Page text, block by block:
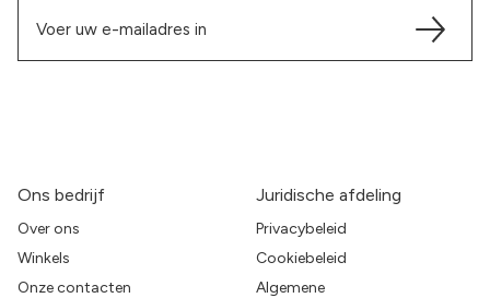
Ons bedrijf
Over ons
Winkels
Onze contacten
Juridische afdeling
Privacybeleid
Cookiebeleid
Algemene